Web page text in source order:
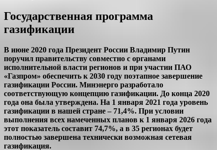
Государственная программа
газификации
В июне 2020 года Президент России Владимир Путин
поручил правительству совместно с органами
исполнительной власти регионов и при участии ПАО
«Газпром» обеспечить к 2030 году поэтапное завершение
газификации России. Минэнерго разработало
соответствующую концепцию газификации. До конца 2020
года она была утверждена. На 1 января 2021 года уровень
газификации в нашей стране – 71,4%. При условии
выполнения всех намеченных планов к 1 января 2026 года
этот показатель составит 74,7%, а в 35 регионах будет
полностью завершена технически возможная сетевая
газификация.